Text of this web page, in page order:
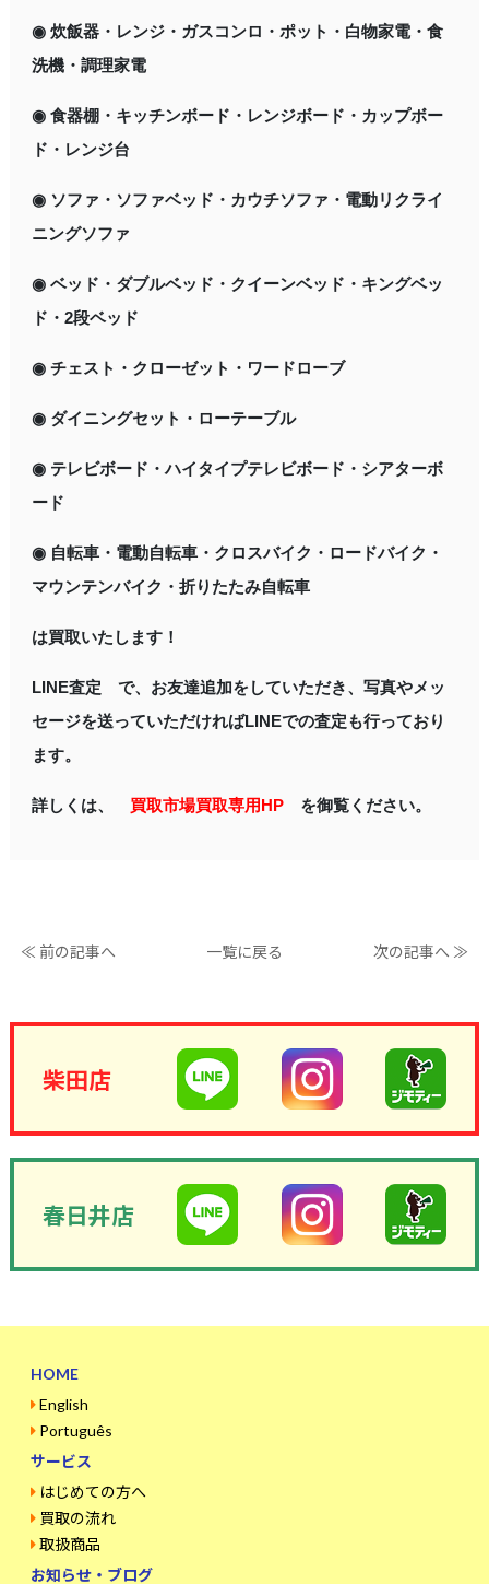
◉ 炊飯器・レンジ・ガスコンロ・ポット・白物家電・食
洗機・調理家電
◉ 食器棚・キッチンボード・レンジボード・カップボー
ド・レンジ台
◉ ソファ・ソファベッド・カウチソファ・電動リクライ
ニングソファ
◉ ベッド・ダブルベッド・クイーンベッド・キングベッ
ド・2段ベッド
◉ チェスト・クローゼット・ワードローブ
◉ ダイニングセット・ローテーブル
◉ テレビボード・ハイタイプテレビボード・シアターボ
ード
◉ 自転車・電動自転車・クロスバイク・ロードバイク・
マウンテンバイク・折りたたみ自転車
は買取いたします！
LINE査定 で、お友達追加をしていただき、写真やメッ
セージを送っていただければLINEでの査定も行っており
ます。
詳しくは、 買取市場買取専用HPを御覧ください。
≪ 前の記事へ 一覧に戻る 次の記事へ ≫
柴田店
春日井店
HOME
English
Português
サービス
はじめての方へ
買取の流れ
取扱商品
お知らせ・ブログ